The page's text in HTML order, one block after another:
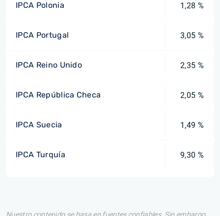
IPCA Polonia 1,28 %
IPCA Portugal 3,05 %
IPCA Reino Unido 2,35 %
IPCA República Checa 2,05 %
IPCA Suecia 1,49 %
IPCA Turquía 9,30 %